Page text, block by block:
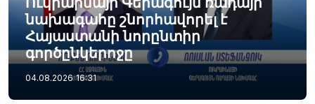
նախագահը շնորհավորել է
Հայաստանի նորընտիր
գործընկերոջը
04.08.2026 16:31